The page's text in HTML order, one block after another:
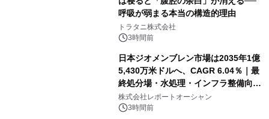
呼吸が弱まる本当の構造的理由
トラタニ株式会社
3時間前
日本ジオメンブレン市場は2035年1億
5,430万米ドルへ、CAGR 6.04％｜最
終処分場・水処理・インフラ整備向け
需要拡大
株式会社レポートオーシャン
3時間前